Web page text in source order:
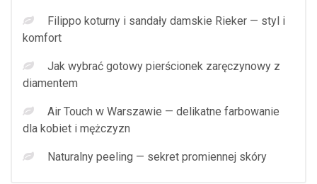
Filippo koturny i sandały damskie Rieker — styl i
komfort
Jak wybrać gotowy pierścionek zaręczynowy z
diamentem
Air Touch w Warszawie — delikatne farbowanie
dla kobiet i mężczyzn
Naturalny peeling — sekret promiennej skóry